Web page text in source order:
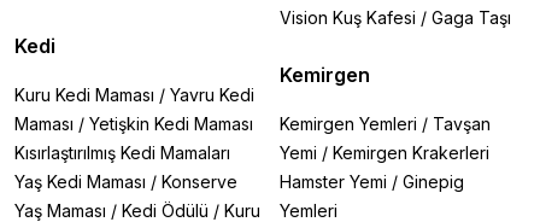
Kedi
Kuru Kedi Maması / Yavru Kedi
Maması / Yetişkin Kedi Maması
Kısırlaştırılmış Kedi Mamaları
Yaş Kedi Maması / Konserve
Yaş Maması / Kedi Ödülü / Kuru
Vision Kuş Kafesi / Gaga Taşı
Kemirgen
Kemirgen Yemleri / Tavşan
Yemi / Kemirgen Krakerleri
Hamster Yemi / Ginepig
Yemleri